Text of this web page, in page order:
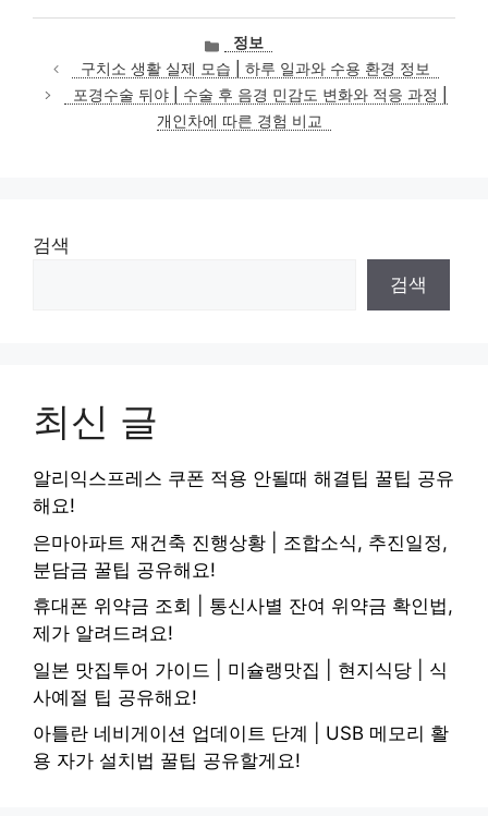
카
테
고
리
정보
구치소 생활 실제 모습 | 하루 일과와 수용 환경 정보
포경수술 뒤야 | 수술 후 음경 민감도 변화와 적응 과정 |
개인차에 따른 경험 비교
검색
검색
최신 글
알리익스프레스 쿠폰 적용 안될때 해결팁 꿀팁 공유
해요!
은마아파트 재건축 진행상황 | 조합소식, 추진일정,
분담금 꿀팁 공유해요!
휴대폰 위약금 조회 | 통신사별 잔여 위약금 확인법,
제가 알려드려요!
일본 맛집투어 가이드 | 미슐랭맛집 | 현지식당 | 식
사예절 팁 공유해요!
아틀란 네비게이션 업데이트 단계 | USB 메모리 활
용 자가 설치법 꿀팁 공유할게요!